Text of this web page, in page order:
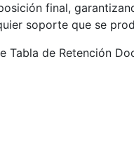
final,
soporte que se
Tabla de Retención